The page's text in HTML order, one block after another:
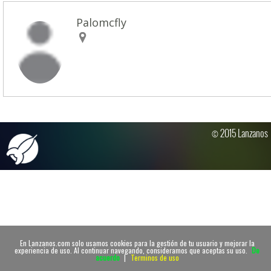
En Lanzanos.com solo usamos cookies para la gestión de tu usuario y mejorar la
experiencia de uso. Al continuar navegando, consideramos que aceptas su uso. De
acuerdo | Terminos de uso
Palomcfly
© 2015 Lanzanos